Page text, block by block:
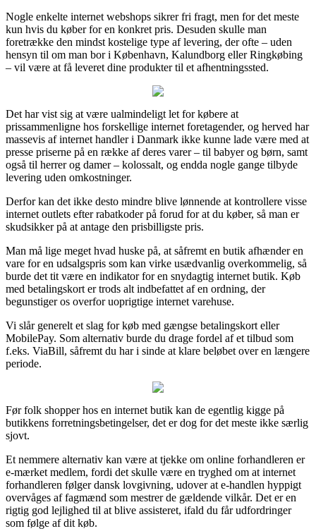
Nogle enkelte internet webshops sikrer fri fragt, men for det meste
kun hvis du køber for en konkret pris. Desuden skulle man
foretrække den mindst kostelige type af levering, der ofte – uden
hensyn til om man bor i København, Kalundborg eller Ringkøbing
– vil være at få leveret dine produkter til et afhentningssted.
Det har vist sig at være ualmindeligt let for købere at
prissammenligne hos forskellige internet foretagender, og herved har
massevis af internet handler i Danmark ikke kunne lade være med at
presse priserne på en række af deres varer – til babyer og børn, samt
også til herrer og damer – kolossalt, og endda nogle gange tilbyde
levering uden omkostninger.
Derfor kan det ikke desto mindre blive lønnende at kontrollere visse
internet outlets efter rabatkoder på forud for at du køber, så man er
skudsikker på at antage den prisbilligste pris.
Man må lige meget hvad huske på, at såfremt en butik afhænder en
vare for en udsalgspris som kan virke usædvanlig overkommelig, så
burde det tit være en indikator for en snydagtig internet butik. Køb
med betalingskort er trods alt indbefattet af en ordning, der
begunstiger os overfor uoprigtige internet varehuse.
Vi slår generelt et slag for køb med gængse betalingskort eller
MobilePay. Som alternativ burde du drage fordel af et tilbud som
f.eks. ViaBill, såfremt du har i sinde at klare beløbet over en længere
periode.
Før folk shopper hos en internet butik kan de egentlig kigge på
butikkens forretningsbetingelser, det er dog for det meste ikke særlig
sjovt.
Et nemmere alternativ kan være at tjekke om online forhandleren er
e-mærket medlem, fordi det skulle være en tryghed om at internet
forhandleren følger dansk lovgivning, udover at e-handlen hyppigt
overvåges af fagmænd som mestrer de gældende vilkår. Det er en
rigtig god lejlighed til at blive assisteret, ifald du får udfordringer
som følge af dit køb.